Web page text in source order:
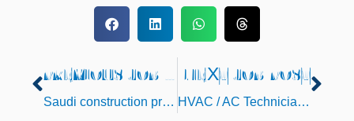
Prev PREVIOUS JOB POST
Saudi construction project jobs Chennai interview
NEXT JOB POST
HVAC / AC Technician Jobs in uae 2026 | Dream Tech Jobs Trichy